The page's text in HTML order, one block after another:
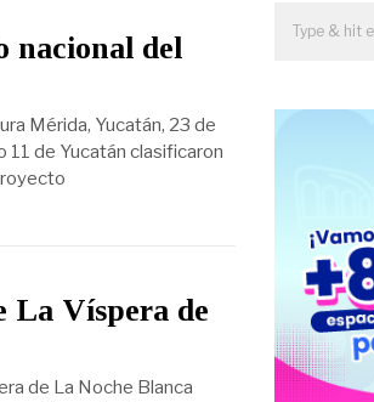
nacional del
Mérida, Yucatán, 23 de
de Yucatán clasificaron
La Víspera de
de La Noche Blanca